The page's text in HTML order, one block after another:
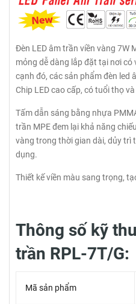
Đèn LED âm trần viền vàng 7W
mỏng dễ dàng lắp đặt tại nơi
cạnh đó, các sản phẩm đèn led
Chip LED cao cấp, có tuổi thọ
Tấm dẫn sáng bằng nhựa
trần MPE đem lại khả năng
vàng trong thời gian dài, dủy
dụng.
Thiết kế viền màu sang trọng,
Thông số kỹ
trần RPL-7T/G:
Mã sản phẩm